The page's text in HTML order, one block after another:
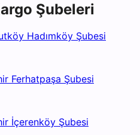
Şubeleri
Hadımköy Şubesi
Ferhatpaşa Şubesi
İçerenköy Şubesi